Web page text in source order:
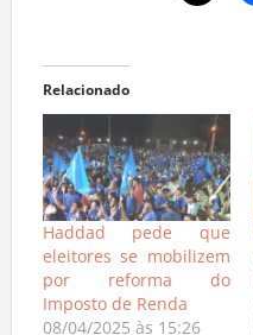
Relacionado
Haddad pede que
eleitores se mobilizem
por reforma do
Imposto de Renda
08/04/2025 às 15:26